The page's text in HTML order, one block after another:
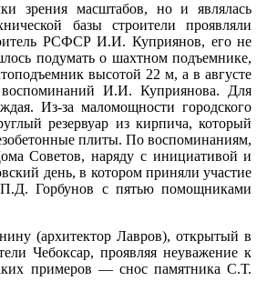
зрения масштабов, но и являлась
базы строители проявляли
РСФСР И.И. Куприянов, его не
подумать о шахтном подъемнике,
высотой 22 м, а в августе
И.И. Куприянова. Для
Из-за маломощности городского
резервуар из кирпича, который
плиты. По воспоминаниям,
Советов, наряду с инициативой и
день, в котором приняли участие
П.Д. Горбунов с пятью помощниками
(архитектор Лавров), открытый в
Чебоксар, проявляя неуважение к
примеров — снос памятника С.Т.